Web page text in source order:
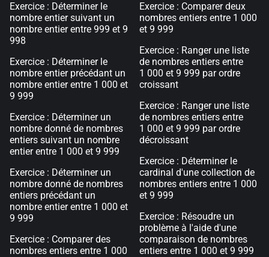
Exercice : Déterminer le
nombre entier suivant un
nombre entier entre 999 et 9
998
Exercice : Déterminer le
nombre entier précédant un
nombre entier entre 1 000 et
9 999
Exercice : Déterminer un
nombre donné de nombres
entiers suivant un nombre
entier entre 1 000 et 9 999
Exercice : Déterminer un
nombre donné de nombres
entiers précédant un
nombre entier entre 1 000 et
9 999
Exercice : Comparer des
nombres entiers entre 1 000
Exercice : Comparer deux
nombres entiers entre 1 000
et 9 999
Exercice : Ranger une liste
de nombres entiers entre
1 000 et 9 999 par ordre
croissant
Exercice : Ranger une liste
de nombres entiers entre
1 000 et 9 999 par ordre
décroissant
Exercice : Déterminer le
cardinal d'une collection de
nombres entiers entre 1 000
et 9 999
Exercice : Résoudre un
problème à l'aide d'une
comparaison de nombres
entiers entre 1 000 et 9 999